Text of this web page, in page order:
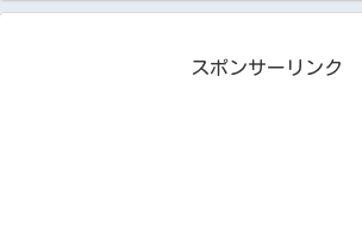
スポンサーリンク